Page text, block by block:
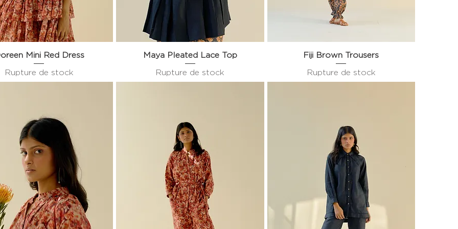
Aperçu rapide
Mini Red Dress
Rupture de stock
Aperçu rapide
Maya Pleated Lace Top
Rupture de stock
Aperçu rapide
Fiji Brown Trousers
Rupture de stock